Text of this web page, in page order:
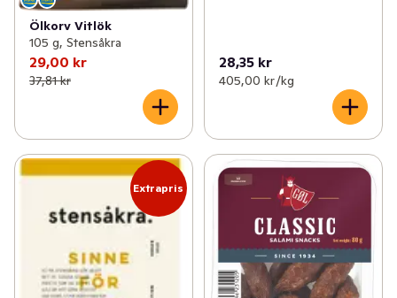
Ölkorv Vitlök
105 g, Stensåkra
29,00 kr
37,81 kr
28,35 kr
405,00 kr /kg
Extrapris